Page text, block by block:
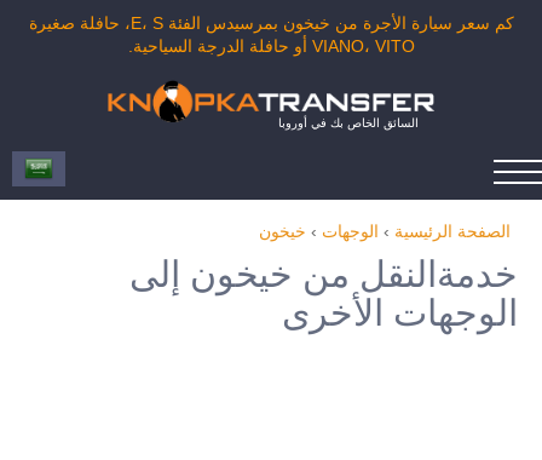
كم سعر سيارة الأجرة من خيخون بمرسيدس الفئة E، S، حافلة صغيرة
VIANO، VITO أو حافلة الدرجة السياحية.
السائق الخاص بك في أوروبا
الصفحة الرئيسية › الوجهات › خيخون
خدمةالنقل من خيخون إلى
الوجهات الأخرى